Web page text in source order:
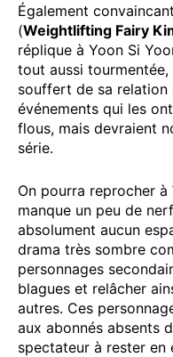
Également
(Weightlifting Fairy
réplique à Yoon Si
tout aussi
souffert de sa relation
événements qui les
flous, mais devraient
série.
On pourra reprocher à
manque un peu de
absolument aucun
drama très sombre
personnages
blagues et relâcher
autres. Ces
aux abonnés absents
spectateur à rester en